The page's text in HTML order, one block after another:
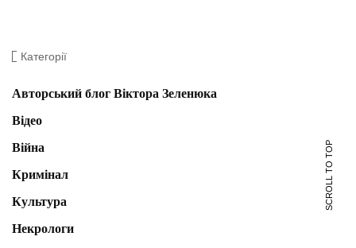
Категорії
Авторський блог Віктора Зеленюка
Відео
Війна
Кримінал
Культура
Некрологи
SCROLL TO TOP